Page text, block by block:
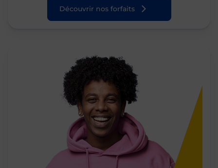
Découvrir nos forfaits